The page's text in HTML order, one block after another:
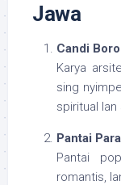
Jawa
Candi
Karya
sing
spiritual lan
Pantai
Pantai
romantis,